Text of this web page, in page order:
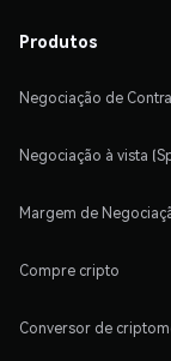
Produtos
Negociação de
Negociação à vista
Margem de
Compre cripto
Conversor de